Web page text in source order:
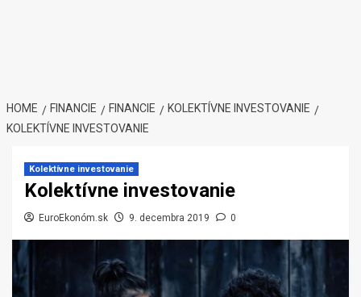
HOME FINANCIE FINANCIE
KOLEKTÍVNE INVESTOVANIE
KOLEKTÍVNE INVESTOVANIE
Kolektívne investovanie
Kolektívne investovanie
EuroEkonóm.sk 9. decembra 2019 0